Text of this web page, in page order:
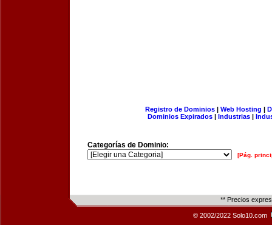
Registro de Dominios| Web Hosting |
Dominios Expirados | Industrias |
Categorías de Dominio:
[Pág.
** Precios
© 2002/2022 Solo10.com